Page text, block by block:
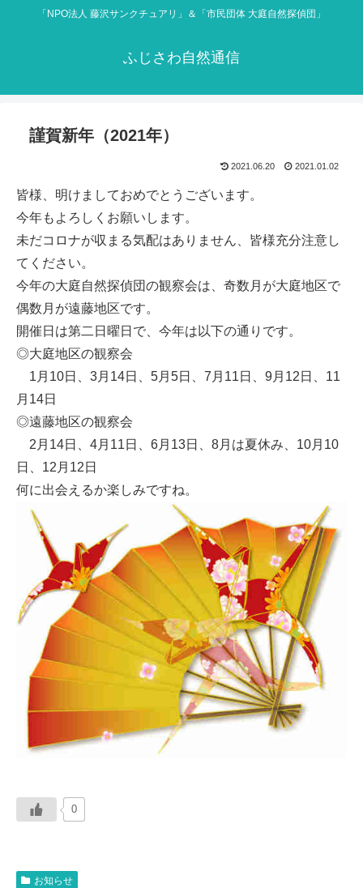
「NPO法人 藤沢サンクチュアリ」＆「市民団体 大庭自然探偵団」
ふじさわ自然通信
謹賀新年（2021年）
2021.06.20 2021.01.02
皆様、明けましておめでとうございます。
今年もよろしくお願いします。
未だコロナが収まる気配はありません、皆様充分注意し
てください。
今年の大庭自然探偵団の観察会は、奇数月が大庭地区で
偶数月が遠藤地区です。
開催日は第二日曜日で、今年は以下の通りです。
◎大庭地区の観察会
1月10日、3月14日、5月5日、7月11日、9月12日、11
月14日
◎遠藤地区の観察会
2月14日、4月11日、6月13日、8月は夏休み、10月10
日、12月12日
何に出会えるか楽しみですね。
0
お知らせ